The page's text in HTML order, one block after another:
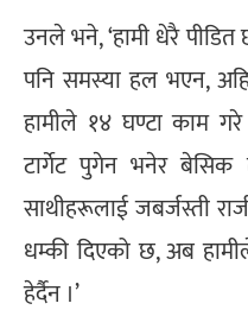
उनले भने, ‘हामी धेरै
पनि समस्या हल भएन,
हामीले १४ घण्टा काम
टार्गेट पुगेन भनेर
साथीहरूलाई जबर्जस्ती
धम्की दिएको छ, अब
हेर्दैन ।’